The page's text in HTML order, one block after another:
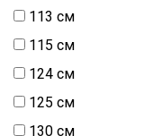
113 см
115 см
124 см
125 см
130 см